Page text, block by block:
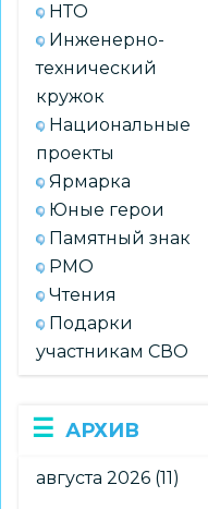
НТО
Инженерно-
технический
кружок
Национальные
проекты
Ярмарка
Юные герои
Памятный знак
РМО
Чтения
Подарки
участникам СВО
АРХИВ
августа 2026 (11)